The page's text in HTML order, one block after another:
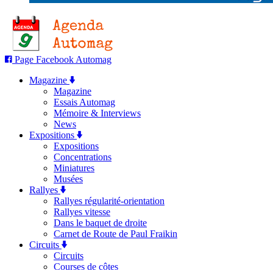
Page Facebook Automag
Magazine
Magazine
Essais Automag
Mémoire & Interviews
News
Expositions
Expositions
Concentrations
Miniatures
Musées
Rallyes
Rallyes régularité-orientation
Rallyes vitesse
Dans le baquet de droite
Carnet de Route de Paul Fraikin
Circuits
Circuits
Courses de côtes